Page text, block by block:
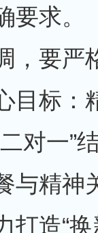
要求。
要严
目标：
对一”
与精神
造“换